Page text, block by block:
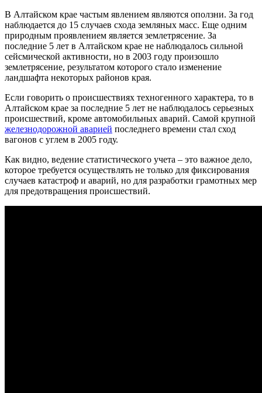
В Алтайском крае частым явлением являются оползни. За год
наблюдается до 15 случаев схода земляных масс. Еще одним
природным проявлением является землетрясение. За
последние 5 лет в Алтайском крае не наблюдалось сильной
сейсмической активности, но в 2003 году произошло
землетрясение, результатом которого стало изменение
ландшафта некоторых районов края.
Если говорить о происшествиях техногенного характера, то в
Алтайском крае за последние 5 лет не наблюдалось серьезных
происшествий, кроме автомобильных аварий. Самой крупной
железнодорожной аварией последнего времени стал сход
вагонов с углем в 2005 году.
Как видно, ведение статистического учета – это важное дело,
которое требуется осуществлять не только для фиксирования
случаев катастроф и аварий, но для разработки грамотных мер
для предотвращения происшествий.